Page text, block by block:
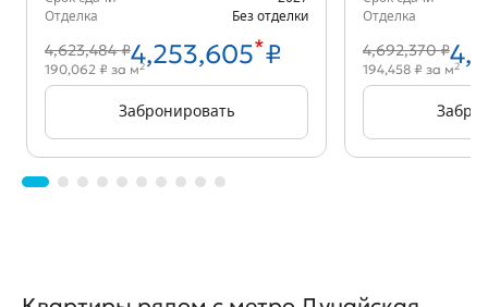
Отделка
Без отделки
4,623,484 ₽4,253,605*₽
190,062 ₽ за м2
Забронировать
Отделка
4,692,370 ₽
194,458 ₽ за м2